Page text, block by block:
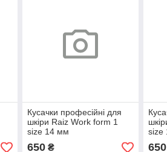
Кусачки професійні для
шкіри Raiz Work form 1
size 14 мм
650₴
size
650